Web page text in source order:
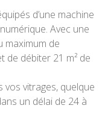
d’une machine
Avec une
maximum de
de débiter 21 m² de
vitrages, quelque
un délai de 24 à